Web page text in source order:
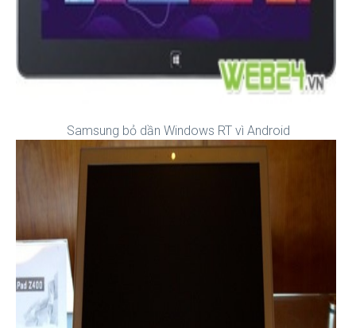
Samsung bỏ dần Windows RT vì Android